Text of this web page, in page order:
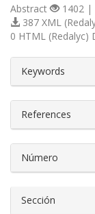
Abstract
1402 |
387 XML
0 HTML (Redalyc)
Keywords
References
Número
Sección